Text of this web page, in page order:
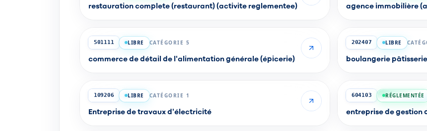
restauration complete (restaurant) (activite reglementee) agence immobilière
501111 LIBRE CATÉGORIE 5
commerce de détail de l'alimentation générale (épicerie)
202407 LIBRE
boulangerie
109206 LIBRE CATÉGORIE 1
Entreprise de travaux d'électricité
604103 RÉGLEMENTÉE
entreprise de gestion